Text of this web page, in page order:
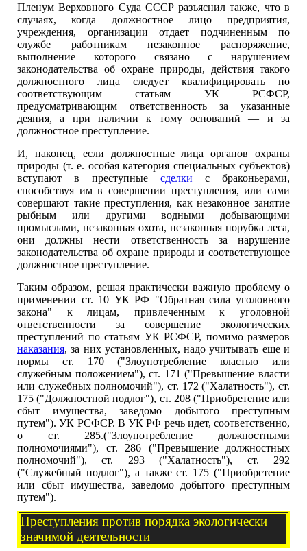
Пленум Верховного Суда СССР разъяснил также, что в
случаях, когда должностное лицо предприятия,
учреждения, организации отдает подчиненным по
службе работникам незаконное распоряжение,
выполнение которого связано с нарушением
законодательства об охране природы, действия такого
должностного лица следует квалифицировать по
соответствующим статьям УК РСФСР,
предусматривающим ответственность за указанные
деяния, а при наличии к тому оснований — и за
должностное преступление.
И, наконец, если должностные лица органов охраны
природы (т. е. особая категория специальных субъектов)
вступают в преступные сделки с браконьерами,
способствуя им в совершении преступления, или сами
совершают такие преступления, как незаконное занятие
рыбным или другими водными добывающими
промыслами, незаконная охота, незаконная порубка леса,
они должны нести ответственность за нарушение
законодательства об охране природы и соответствующее
должностное преступление.
Таким образом, решая практически важную проблему о
применении ст. 10 УК РФ "Обратная сила уголовного
закона" к лицам, привлеченным к уголовной
ответственности за совершение экологических
преступлений по статьям УК РСФСР, помимо размеров
наказания, за них установленных, надо учитывать еще и
нормы ст. 170 ("Злоупотребление властью или
служебным положением"), ст. 171 ("Превышение власти
или служебных полномочий"), ст. 172 ("Халатность"), ст.
175 ("Должностной подлог"), ст. 208 ("Приобретение или
сбыт имущества, заведомо добытого преступным
путем"). УК РСФСР. В УК РФ речь идет, соответственно,
о ст. 285.("Злоупотребление должностными
полномочиями"), ст. 286 ("Превышение должностных
полномочий"), ст. 293 ("Халатность"), ст. 292
("Служебный подлог"), а также ст. 175 ("Приобретение
или сбыт имущества, заведомо добытого преступным
путем").
Преступления против порядка экологически
значимой деятельности